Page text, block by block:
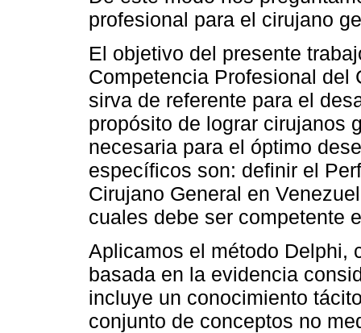
profesional para el cirujano
El objetivo del presente
Competencia Profesional del
sirva de referente para el
propósito de lograr cirujanos
necesaria para el óptimo
específicos son: definir el
Cirujano General en
cuales debe ser competente
Aplicamos el método Delphi,
basada en la evidencia
incluye un conocimiento
conjunto de conceptos no